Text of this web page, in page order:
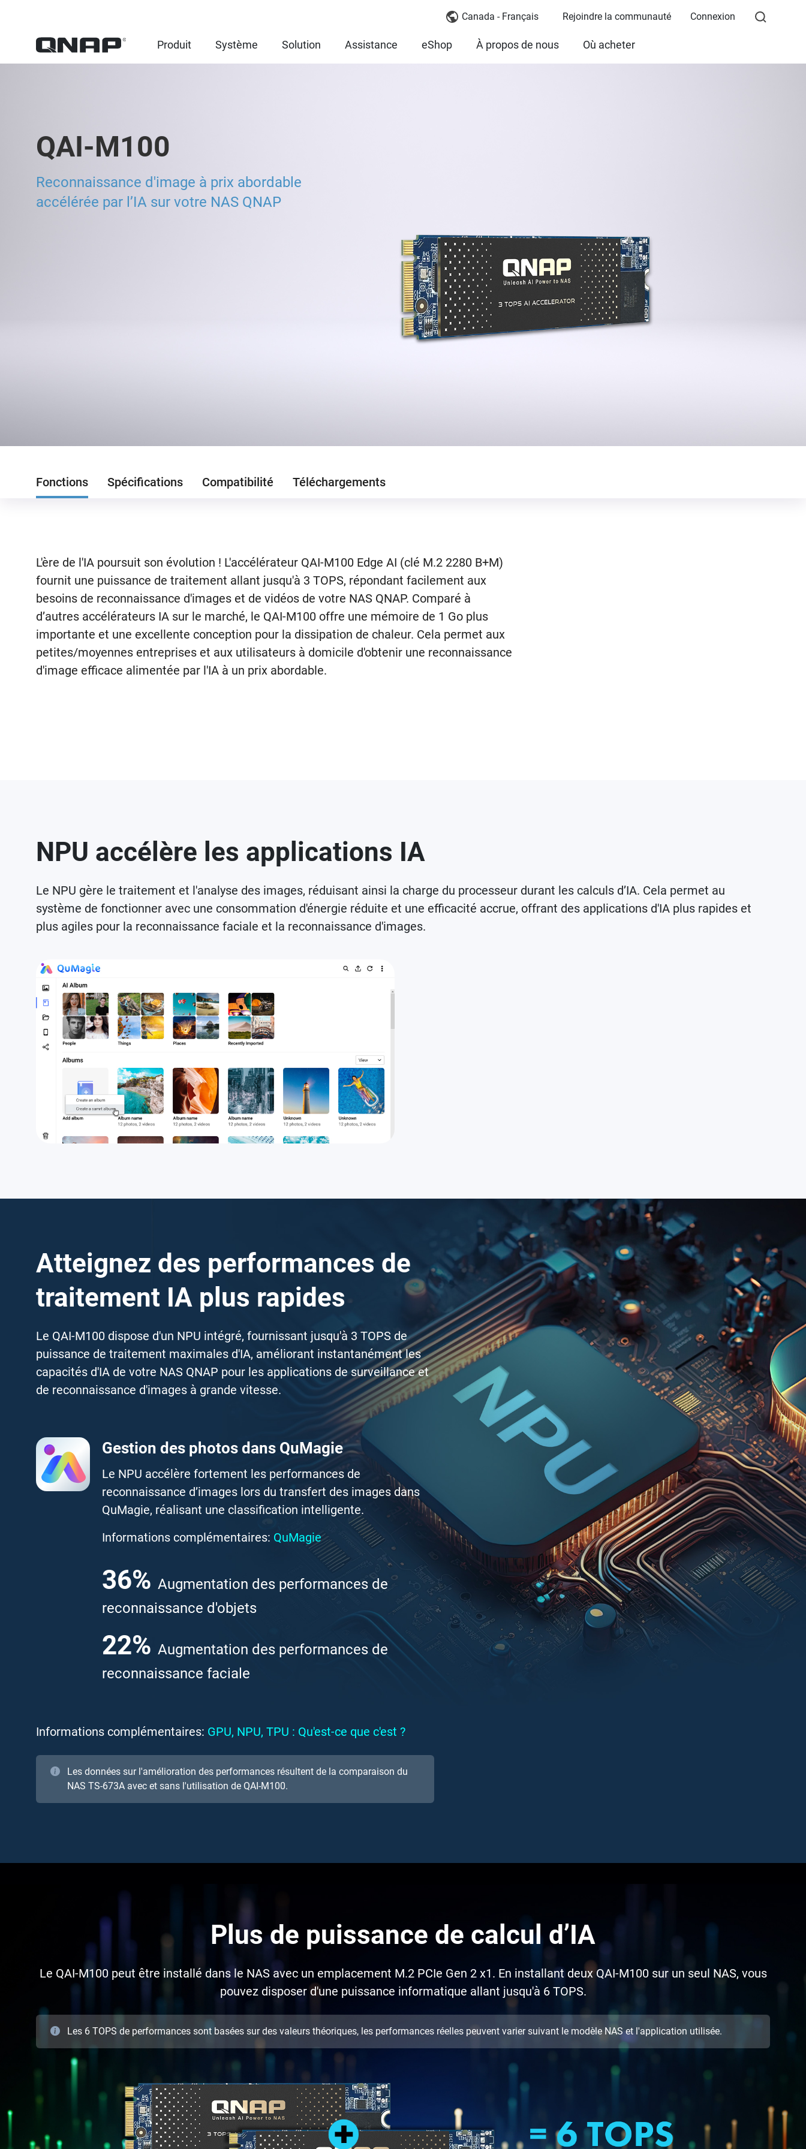
Canada - Français Rejoindre la communauté Connexion
Produit Système Solution Assistance eShop À propos de nous Où acheter
QAI-M100
Reconnaissance d'image à prix abordable
accélérée par l’IA sur votre NAS QNAP
Fonctions Spécifications Compatibilité Téléchargements
L'ère de l'IA poursuit son évolution ! L'accélérateur QAI-M100 Edge AI (clé M.2 2280 B+M)
fournit une puissance de traitement allant jusqu'à 3 TOPS, répondant facilement aux
besoins de reconnaissance d'images et de vidéos de votre NAS QNAP. Comparé à
d’autres accélérateurs IA sur le marché, le QAI-M100 offre une mémoire de 1 Go plus
importante et une excellente conception pour la dissipation de chaleur. Cela permet aux
petites/moyennes entreprises et aux utilisateurs à domicile d'obtenir une reconnaissance
d'image efficace alimentée par l'IA à un prix abordable.
NPU accélère les applications IA
Le NPU gère le traitement et l'analyse des images, réduisant ainsi la charge du processeur durant les calculs d’IA. Cela permet au
système de fonctionner avec une consommation d'énergie réduite et une efficacité accrue, offrant des applications d'IA plus rapides et
plus agiles pour la reconnaissance faciale et la reconnaissance d'images.
Atteignez des performances de
traitement IA plus rapides
Le QAI-M100 dispose d'un NPU intégré, fournissant jusqu'à 3 TOPS de
puissance de traitement maximales d'IA, améliorant instantanément les
capacités d'IA de votre NAS QNAP pour les applications de surveillance et
de reconnaissance d'images à grande vitesse.
Gestion des photos dans QuMagie
Le NPU accélère fortement les performances de
reconnaissance d’images lors du transfert des images dans
QuMagie, réalisant une classification intelligente.
Informations complémentaires: QuMagie
36% Augmentation des performances de
reconnaissance d'objets
22% Augmentation des performances de
reconnaissance faciale
Informations complémentaires: GPU, NPU, TPU : Qu'est-ce que c'est ?
Les données sur l'amélioration des performances résultent de la comparaison du
NAS TS-673A avec et sans l'utilisation de QAI-M100.
Plus de puissance de calcul d’IA
Le QAI-M100 peut être installé dans le NAS avec un emplacement M.2 PCIe Gen 2 x1. En installant deux QAI-M100 sur un seul NAS, vous
pouvez disposer d'une puissance informatique allant jusqu'à 6 TOPS.
Les 6 TOPS de performances sont basées sur des valeurs théoriques, les performances réelles peuvent varier suivant le modèle NAS et l'application utilisée.